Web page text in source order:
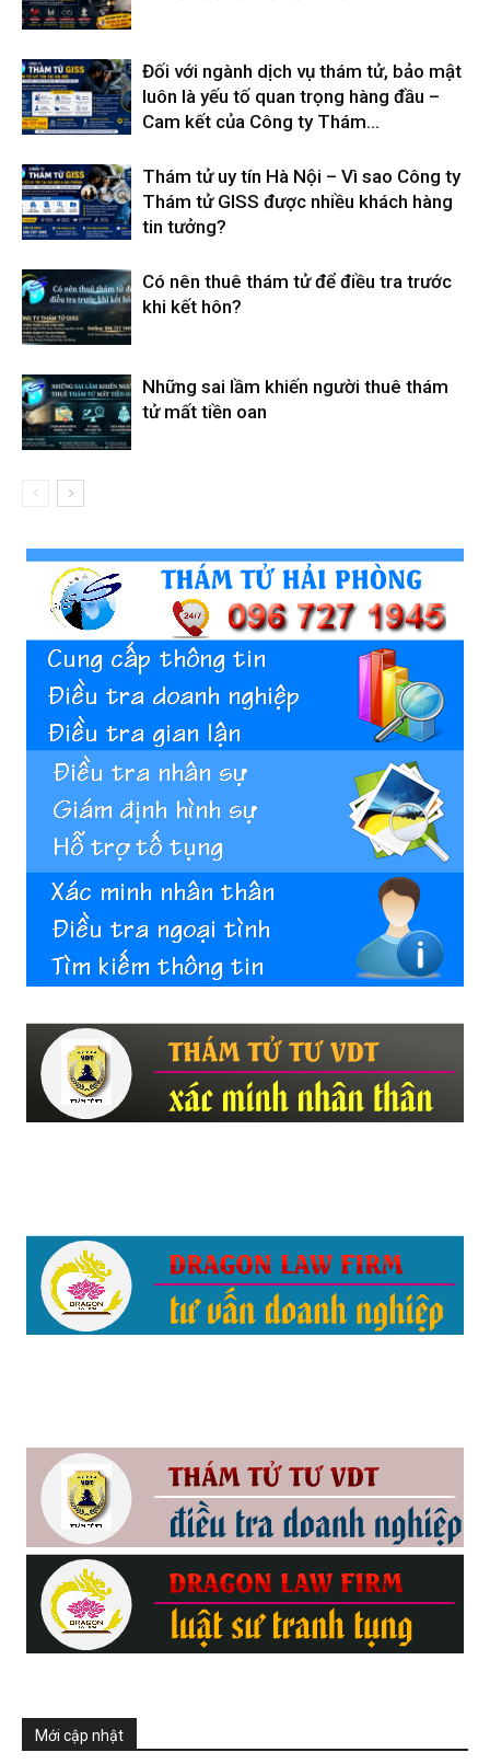
Đối với ngành dịch vụ thám tử, bảo mật
luôn là yếu tố quan trọng hàng đầu –
Cam kết của Công ty Thám...
Thám tử uy tín Hà Nội – Vì sao Công ty
Thám tử GISS được nhiều khách hàng
tin tưởng?
Có nên thuê thám tử để điều tra trước
khi kết hôn?
Những sai lầm khiến người thuê thám
tử mất tiền oan
Mới cập nhật